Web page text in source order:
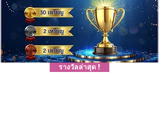
รางวัลล่าสุด !